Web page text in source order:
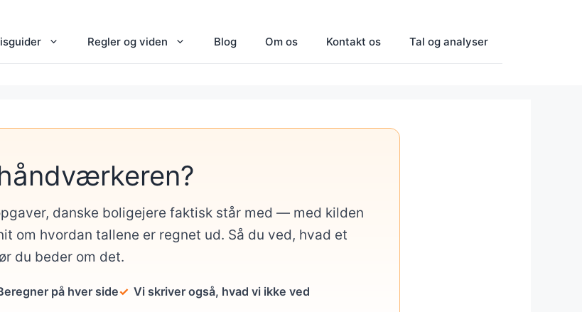
Regler og viden Blog Om os Kontakt os Tal og analyser
danske boligejere faktisk står med — med kilden
om hvordan tallene er regnet ud. Så du ved, hvad et
du beder om det.
på hver side Vi skriver også, hvad vi ikke ved